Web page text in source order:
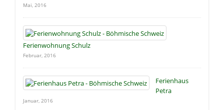
Mai, 2016
Ferienwohnung Schulz
Februar, 2016
Ferienhaus
Petra
Januar, 2016